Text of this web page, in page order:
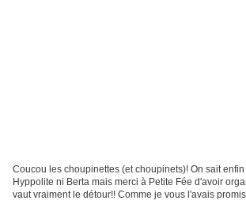
Coucou les choupinettes (et choupinets)! On sait
Hyppolite ni Berta mais merci à Petite Fée d'avoir
vaut vraiment le détour!! Comme je vous l'avais